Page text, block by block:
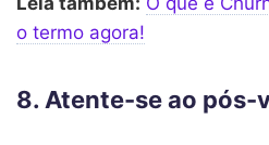
o termo agora!
8. Atente-se ao pós-